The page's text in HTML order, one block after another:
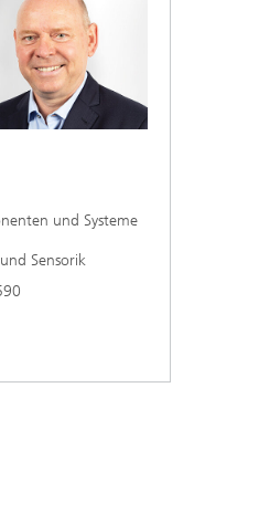
und Systeme
Sensorik